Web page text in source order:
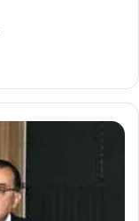
رئيس
الوزراء